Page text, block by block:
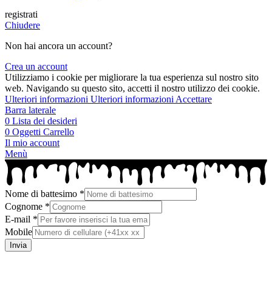
registrati
Chiudere
Non hai ancora un account?
Crea un account
Utilizziamo i cookie per migliorare la tua esperienza sul nostro sito
web. Navigando su questo sito, accetti il ​​nostro utilizzo dei cookie.
Ulteriori informazioni Ulteriori informazioni Accettare
Barra laterale
0 Lista dei desideri
0 Oggetti Carrello
Il mio account
Menù
Nome di battesimo *
Cognome *
E-mail *
Mobile
Invia